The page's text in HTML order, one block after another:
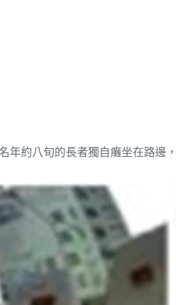
年約八旬的長者獨自癱坐在路邊，